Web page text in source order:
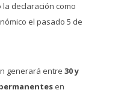
la declaración como
el pasado 5 de
generará entre 30 y
en